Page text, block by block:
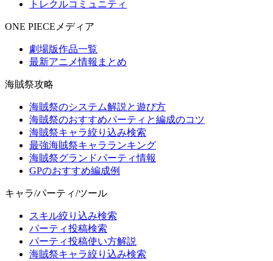
トレクルコミュニティ
ONE PIECEメディア
劇場版作品一覧
最新アニメ情報まとめ
海賊祭攻略
海賊祭のシステム解説と遊び方
海賊祭のおすすめパーティと編成のコツ
海賊祭キャラ絞り込み検索
最強海賊祭キャラランキング
海賊祭グランドパーティ情報
GPのおすすめ編成例
キャラ/パーティ/ツール
スキル絞り込み検索
パーティ投稿検索
パーティ投稿使い方解説
海賊祭キャラ絞り込み検索